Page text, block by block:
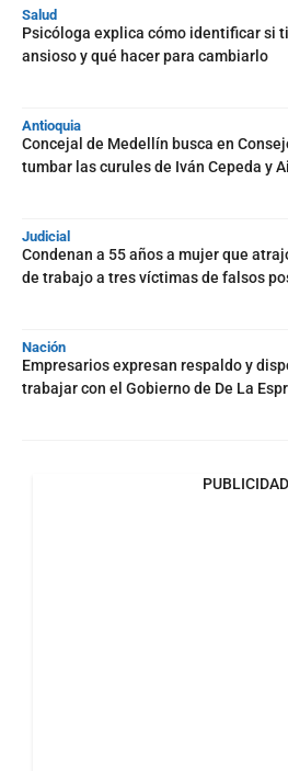
Salud
Psicóloga explica cómo identificar si
ansioso y qué hacer para cambiarlo
Antioquia
Concejal de Medellín busca en
tumbar las curules de Iván Cepeda y
Judicial
Condenan a 55 años a mujer que
de trabajo a tres víctimas de falsos
Nación
Empresarios expresan respaldo y
trabajar con el Gobierno de De La
PUBLICIDAD